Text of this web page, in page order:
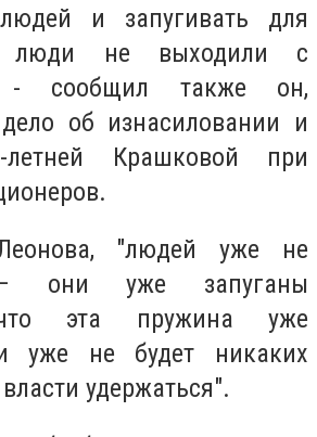
и запугивать для
люди не выходили с
- сообщил также он,
об изнасиловании и
летней Крашковой при
"людей уже не
– они уже запуганы
что эта пружина уже
и уже не будет никаких
удержаться".